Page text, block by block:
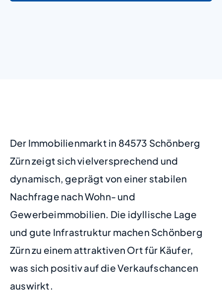
Der Immobilienmarkt in 84573 Schönberg
Zürn zeigt sich vielversprechend und
dynamisch, geprägt von einer stabilen
Nachfrage nach Wohn- und
Gewerbeimmobilien. Die idyllische Lage
und gute Infrastruktur machen Schönberg
Zürn zu einem attraktiven Ort für Käufer,
was sich positiv auf die Verkaufschancen
auswirkt.